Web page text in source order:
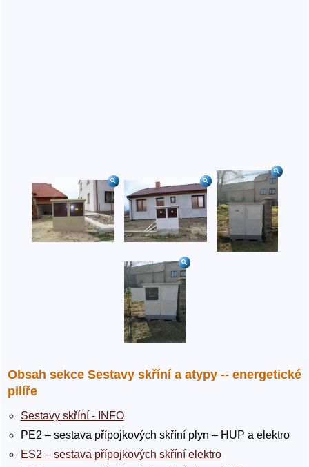
Obsah sekce Sestavy skříní a atypy -- energetické
pilíře
Sestavy skříní - INFO
PE2 – sestava přípojkových skříní plyn – HUP a elektro
ES2 – sestava přípojkových skříní elektro